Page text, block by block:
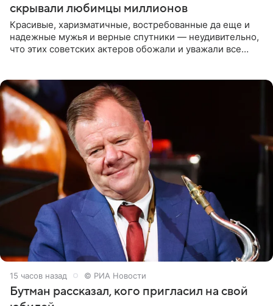
скрывали любимцы миллионов
Красивые, харизматичные, востребованные да еще и
надежные мужья и верные спутники — неудивительно,
что этих советских актеров обожали и уважали все
15 часов назад © РИА Новости
Бутман рассказал, кого пригласил на свой